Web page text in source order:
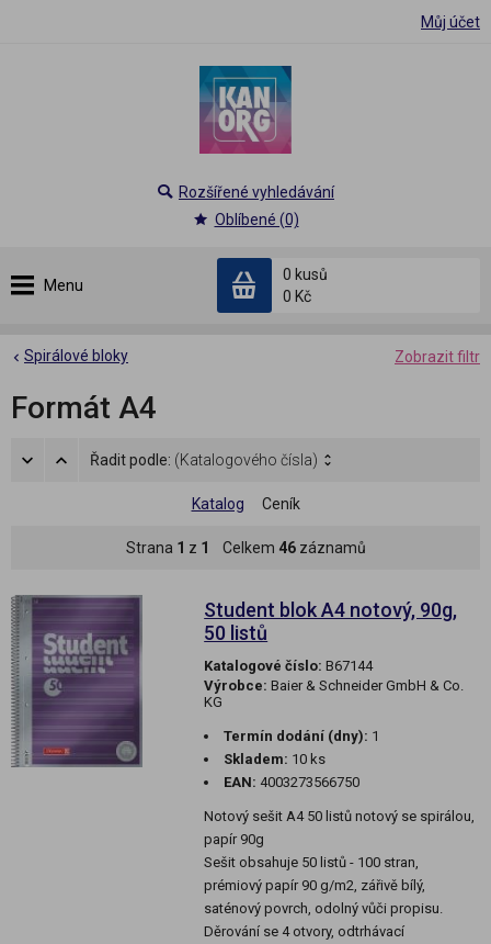
Můj účet
Menu
0 kusů
0 Kč
Rozšířené vyhledávání
Oblíbené (0)
Zobrazit filtr
Spirálové bloky
Formát A4
Řadit podle: (Katalogového čísla)
Katalog Ceník
Strana 1 z 1 Celkem 46záznamů
Student blok A4 notový, 90g,
50 listů
Katalogové číslo: B67144
Výrobce: Baier & Schneider GmbH & Co.
KG
Termín dodání (dny): 1
Skladem: 10 ks
EAN: 4003273566750
Notový sešit A4 50 listů notový se spirálou,
papír 90g
Sešit obsahuje 50 listů - 100 stran,
prémiový papír 90 g/m2, zářivě bílý,
saténový povrch, odolný vůči propisu.
Děrování se 4 otvory, odtrhávací